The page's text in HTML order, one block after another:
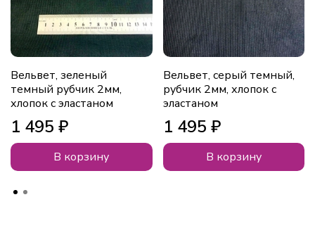
Вельвет, зеленый
темный рубчик 2мм,
хлопок с эластаном
1 495 ₽
В корзину
Вельвет, серый темный,
рубчик 2мм, хлопок с
эластаном
1 495 ₽
В корзину